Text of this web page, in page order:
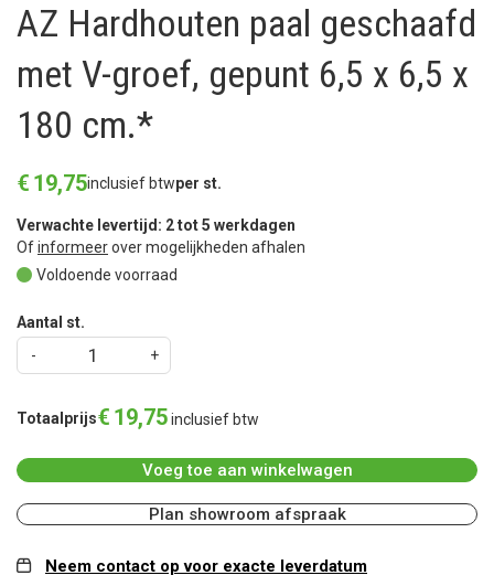
AZ Hardhouten paal geschaafd
met V-groef, gepunt 6,5 x 6,5 x
180 cm.*
€ 19,75inclusief btwper st.
Verwachte levertijd: 2 tot 5 werkdagen
Ofinformeerover mogelijkheden afhalen
Voldoende voorraad
Aantal st.
Totaalprijs€ 19,75inclusief btw
Voeg toe aan winkelwagen
Plan showroom afspraak
Neem contact op voor exacte leverdatum